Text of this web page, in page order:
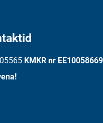
KMKR nr